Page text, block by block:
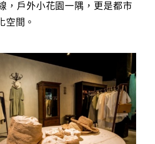
，戶外小花園一隅，更是都市
空間。